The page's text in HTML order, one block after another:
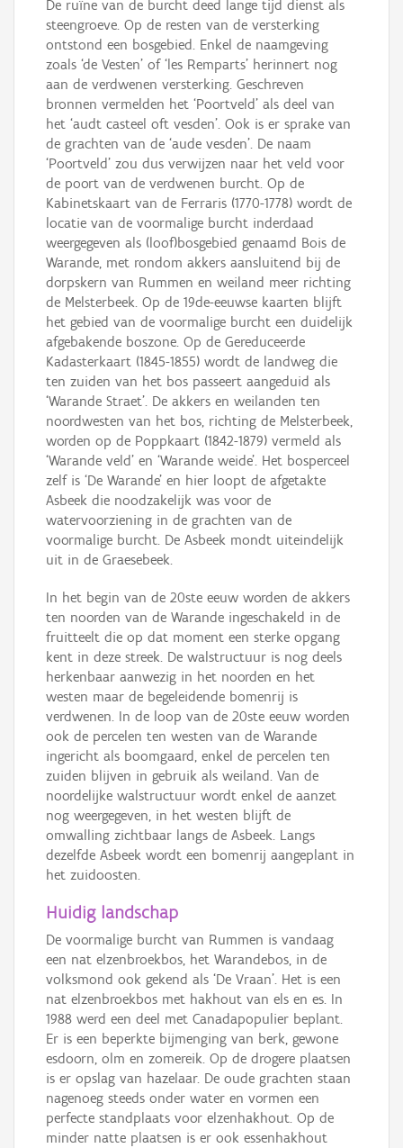
De ruïne van de burcht deed lange tijd dienst als
steengroeve. Op de resten van de versterking
ontstond een bosgebied. Enkel de naamgeving
zoals ‘de Vesten’ of ‘les Remparts’ herinnert nog
aan de verdwenen versterking. Geschreven
bronnen vermelden het ‘Poortveld’ als deel van
het ‘audt casteel oft vesden’. Ook is er sprake van
de grachten van de ‘aude vesden’. De naam
‘Poortveld’ zou dus verwijzen naar het veld voor
de poort van de verdwenen burcht. Op de
Kabinetskaart van de Ferraris (1770-1778) wordt de
locatie van de voormalige burcht inderdaad
weergegeven als (loof)bosgebied genaamd Bois de
Warande, met rondom akkers aansluitend bij de
dorpskern van Rummen en weiland meer richting
de Melsterbeek. Op de 19de-eeuwse kaarten blijft
het gebied van de voormalige burcht een duidelijk
afgebakende boszone. Op de Gereduceerde
Kadasterkaart (1845-1855) wordt de landweg die
ten zuiden van het bos passeert aangeduid als
‘Warande Straet’. De akkers en weilanden ten
noordwesten van het bos, richting de Melsterbeek,
worden op de Poppkaart (1842-1879) vermeld als
‘Warande veld’ en ‘Warande weide’. Het bosperceel
zelf is ‘De Warande’ en hier loopt de afgetakte
Asbeek die noodzakelijk was voor de
watervoorziening in de grachten van de
voormalige burcht. De Asbeek mondt uiteindelijk
uit in de Graesebeek.
In het begin van de 20ste eeuw worden de akkers
ten noorden van de Warande ingeschakeld in de
fruitteelt die op dat moment een sterke opgang
kent in deze streek. De walstructuur is nog deels
herkenbaar aanwezig in het noorden en het
westen maar de begeleidende bomenrij is
verdwenen. In de loop van de 20ste eeuw worden
ook de percelen ten westen van de Warande
ingericht als boomgaard, enkel de percelen ten
zuiden blijven in gebruik als weiland. Van de
noordelijke walstructuur wordt enkel de aanzet
nog weergegeven, in het westen blijft de
omwalling zichtbaar langs de Asbeek. Langs
dezelfde Asbeek wordt een bomenrij aangeplant in
het zuidoosten.
Huidig landschap
De voormalige burcht van Rummen is vandaag
een nat elzenbroekbos, het Warandebos, in de
volksmond ook gekend als ‘De Vraan’. Het is een
nat elzenbroekbos met hakhout van els en es. In
1988 werd een deel met Canadapopulier beplant.
Er is een beperkte bijmenging van berk, gewone
esdoorn, olm en zomereik. Op de drogere plaatsen
is er opslag van hazelaar. De oude grachten staan
nagenoeg steeds onder water en vormen een
perfecte standplaats voor elzenhakhout. Op de
minder natte plaatsen is er ook essenhakhout